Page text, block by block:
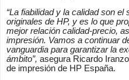
“La fiabilidad y la calidad son
originales de HP, y es lo que
mejor relación calidad-precio,
impresión. Vamos a continuar
vanguardia para garantizar la
ámbito”, asegura Ricardo
de impresión de HP España.